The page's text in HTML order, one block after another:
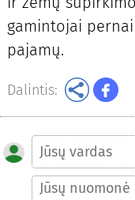
gamintojai
pajamų.
Dalintis: